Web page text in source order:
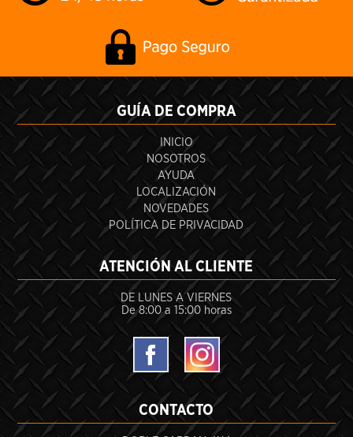
GUÍA DE COMPRA
INICIO
NOSOTROS
AYUDA
LOCALIZACIÓN
NOVEDADES
POLÍTICA DE PRIVACIDAD
ATENCIÓN AL CLIENTE
DE LUNES A VIERNES
De 8:00 a 15:00 horas
CONTACTO